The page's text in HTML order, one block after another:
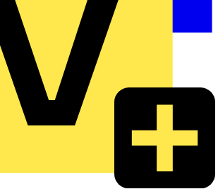
Kabel sind Kennzeichnungselemente, die
Organisation und
elektrischen Leitern und Kabeln in Anlagen
werden.